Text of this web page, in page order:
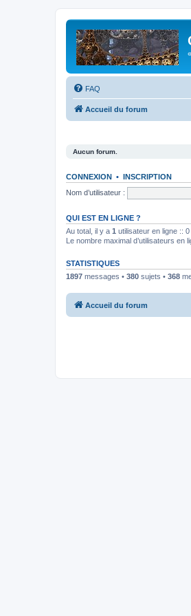
FAQ
Accueil du forum
Aucun forum.
CONNEXION • INSCRIPTION
Nom d’utilisateur :
QUI EST EN LIGNE ?
Au total, il y a 1 utilisateur en ligne ::
Le nombre maximal d’utilisateurs en
STATISTIQUES
1897 messages • 380 sujets • 368
Accueil du forum